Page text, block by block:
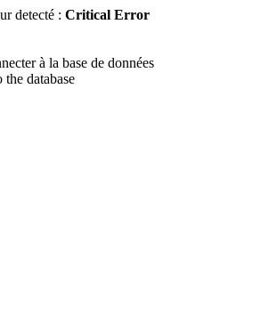
detecté : Critical Error
à la base de données
database